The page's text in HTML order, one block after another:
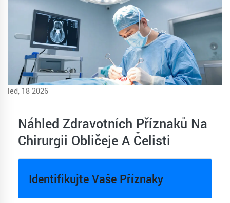
led, 18 2026
Náhled Zdravotních Příznaků Na
Chirurgii Obličeje A Čelisti
Identifikujte Vaše Příznaky